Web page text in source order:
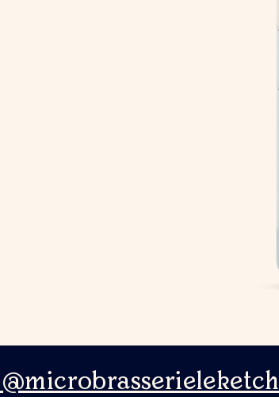
@microbrasserieleketch